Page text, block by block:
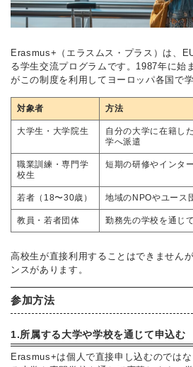
Erasmus+（エラスムス・プラス）は、
る学生交流プログラムです。1987年に始
がこの制度を利用してヨーロッパ各国で学
対象者 方法
大学生・大学院生
自分の大学に在籍し
学へ派遣
職業訓練・専門学
校生
短期の研修やインタ
若者（18〜30歳） 地域のNPOやユース
教員・若者団体 勤務先の学校を通じ
高校生が直接利用することはできません
ンスがあります。
参加方法
1.所属する大学や学校を通じて申込む
Erasmus+は個人で直接申し込むのでは